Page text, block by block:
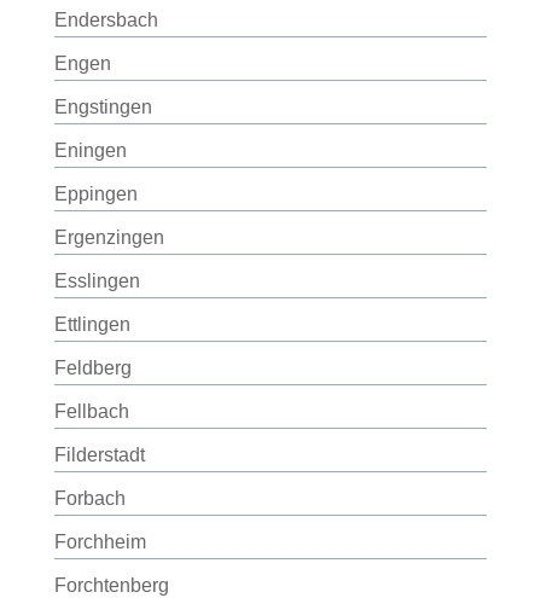
Endersbach
Engen
Engstingen
Eningen
Eppingen
Ergenzingen
Esslingen
Ettlingen
Feldberg
Fellbach
Filderstadt
Forbach
Forchheim
Forchtenberg